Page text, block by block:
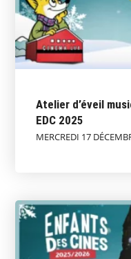
Atelier d’éveil
EDC 2025
MERCREDI 17